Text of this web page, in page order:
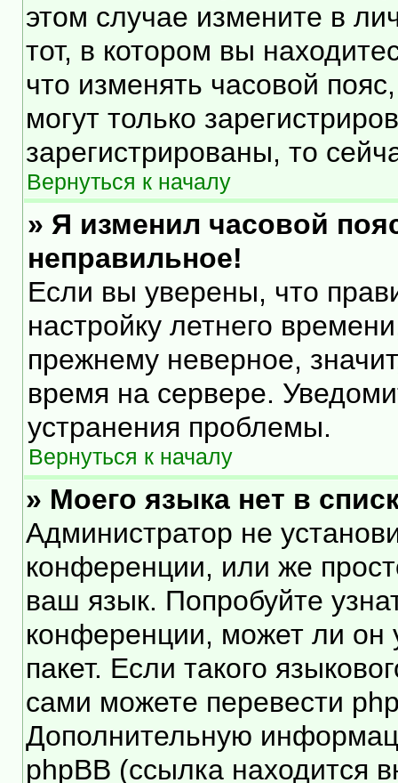
этом случае измените в
тот, в котором вы
что изменять часовой
могут только
зарегистрированы, то
Вернуться к началу
» Я изменил часовой
неправильное!
Если вы уверены, что
настройку летнего
прежнему неверное,
время на сервере.
устранения проблемы.
Вернуться к началу
» Моего языка нет в
Администратор не
конференции, или же
ваш язык. Попробуйте
конференции, может ли он
пакет. Если такого
сами можете перевести
Дополнительную
phpBB (ссылка находится